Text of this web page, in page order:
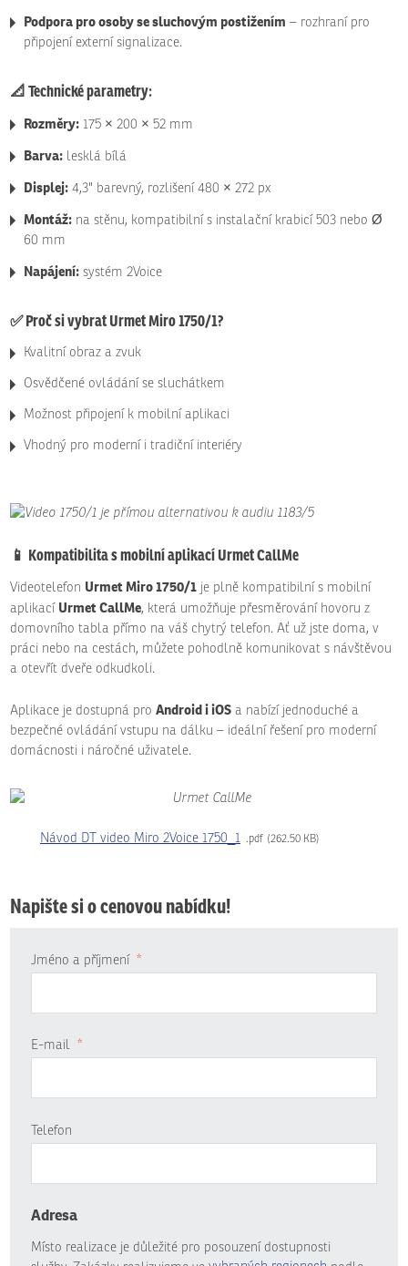
Podpora pro osoby se sluchovým postižením – rozhraní pro
připojení externí signalizace.
📐Technické parametry:
Rozměry: 175 × 200 × 52 mm
Barva: lesklá bílá
Displej: 4,3" barevný, rozlišení 480 × 272 px
Montáž: na stěnu, kompatibilní s instalační krabicí 503 nebo Ø
60 mm
Napájení: systém 2Voice
✅Proč si vybrat Urmet Miro 1750/1?
Kvalitní obraz a zvuk
Osvědčené ovládání se sluchátkem
Možnost připojení k mobilní aplikaci
Vhodný pro moderní i tradiční interiéry
📱 Kompatibilita s mobilní aplikací Urmet CallMe
Videotelefon Urmet Miro 1750/1 je plně kompatibilní s mobilní
aplikací Urmet CallMe, která umožňuje přesměrování hovoru z
domovního tabla přímo na váš chytrý telefon. Ať už jste doma, v
práci nebo na cestách, můžete pohodlně komunikovat s návštěvou
a otevřít dveře odkudkoli.
Aplikace je dostupná proAndroid i iOS a nabízí jednoduché a
bezpečné ovládání vstupu na dálku – ideální řešení pro moderní
domácnosti i náročné uživatele.
Návod DT video Miro 2Voice 1750_1 pdf 262.50 KB
Napište si o cenovou nabídku!
Jméno a příjmení *
E-mail *
Telefon
Adresa
Místo realizace je důležité pro posouzení dostupnosti